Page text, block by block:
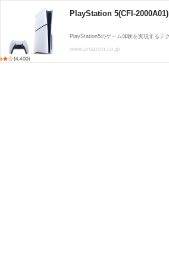
PlayStation 5(CFI-2000A01)
www.amazon.co.jp